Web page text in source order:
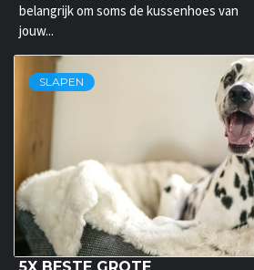
belangrijk om soms de kussenhoes van
jouw...
SLAPEN